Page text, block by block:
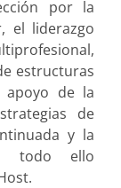
por la
el liderazgo
estructuras
apoyo de la
de
y la
todo ello